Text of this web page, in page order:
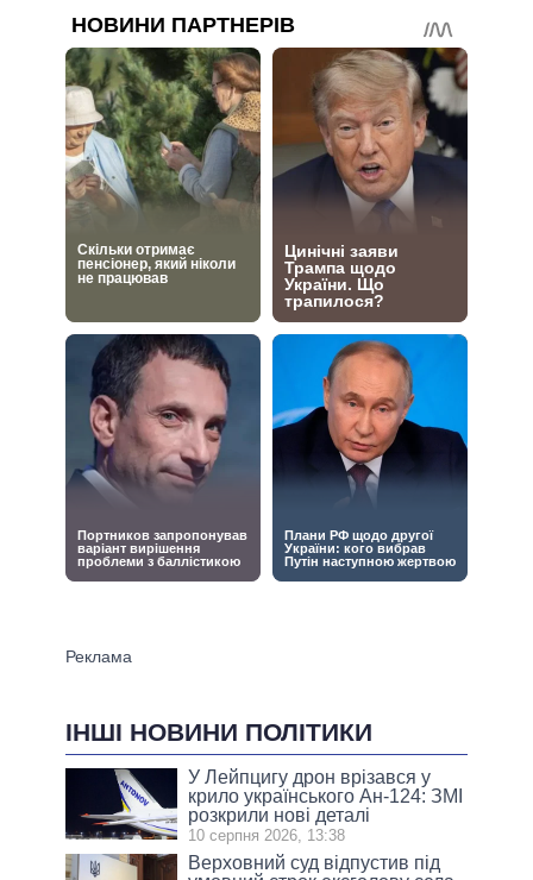
ІНШІ НОВИНИ ПОЛІТИКИ
У Лейпцигу дрон врізався у
крило українського Ан-124: ЗМІ
розкрили нові деталі
10 серпня 2026, 13:38
Верховний суд відпустив під